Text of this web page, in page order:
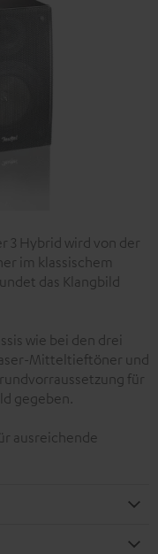
3 Hybrid wird von der
im klassischem
das Klangbild
wie bei den drei
Mitteltieftöner und
für
gegeben.
ausreichende